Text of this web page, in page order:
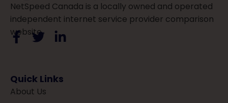
NetSpeed Canada is a locally owned and operated
independent internet service provider comparison
website.
Quick Links
About Us